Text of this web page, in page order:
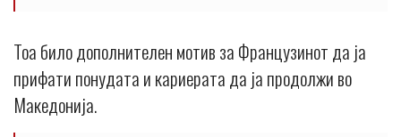
Тоа било дополнителен мотив за Французинот да ја
прифати понудата и кариерата да ја продолжи во
Македонија.